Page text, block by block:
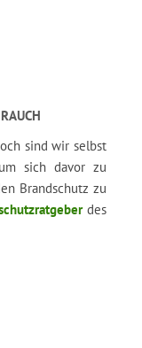
sind wir selbst
sich davor zu
Brandschutz zu
des